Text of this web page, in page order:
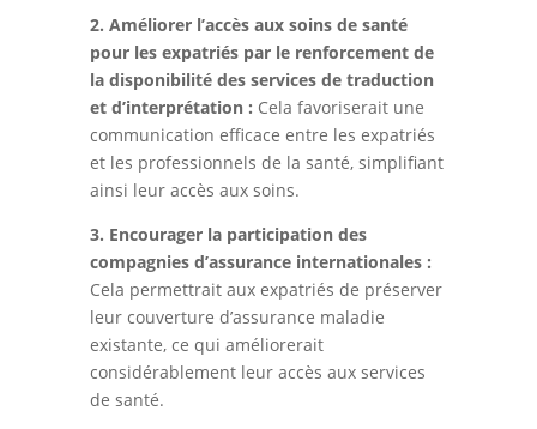
2. Améliorer l’accès aux soins de santé
pour les expatriés par le renforcement de
la disponibilité des services de traduction
et d’interprétation : Cela favoriserait une
communication efficace entre les expatriés
et les professionnels de la santé, simplifiant
ainsi leur accès aux soins.
3. Encourager la participation des
compagnies d’assurance internationales :
Cela permettrait aux expatriés de préserver
leur couverture d’assurance maladie
existante, ce qui améliorerait
considérablement leur accès aux services
de santé.